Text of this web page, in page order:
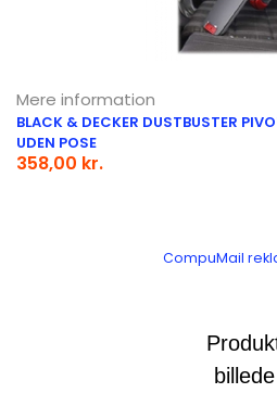
Mere information
BLACK & DECKER DUSTBUSTER
UDEN POSE
358,00 kr.
CompuMail